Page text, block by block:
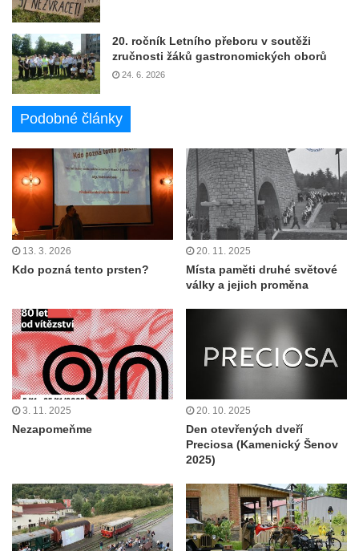
20. ročník Letního přeboru v soutěži
zručnosti žáků gastronomických oborů
24. 6. 2026
Podobné články
13. 3. 2026
Kdo pozná tento prsten?
20. 11. 2025
Místa paměti druhé světové
války a jejich proměna
3. 11. 2025
Nezapomeňme
20. 10. 2025
Den otevřených dveří
Preciosa (Kamenický Šenov
2025)